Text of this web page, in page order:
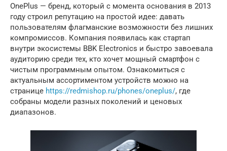
OnePlus — бренд, который с момента основания в 2013
году строил репутацию на простой идее: давать
пользователям флагманские возможности без лишних
компромиссов. Компания появилась как стартап
внутри экосистемы BBK Electronics и быстро завоевала
аудиторию среди тех, кто хочет мощный смартфон с
чистым программным опытом. Ознакомиться с
актуальным ассортиментом устройств можно на
странице https://redmishop.ru/phones/oneplus/, где
собраны модели разных поколений и ценовых
диапазонов.